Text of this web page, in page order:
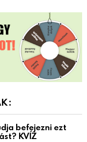
befejezni ezt
KVÍZ